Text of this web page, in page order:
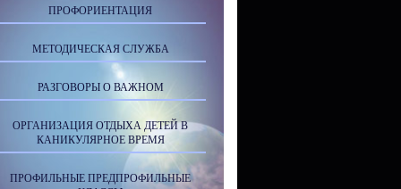
ПРОФОРИЕНТАЦИЯ
МЕТОДИЧЕСКАЯ СЛУЖБА
РАЗГОВОРЫ О ВАЖНОМ
ОРГАНИЗАЦИЯ ОТДЫХА ДЕТЕЙ В
КАНИКУЛЯРНОЕ ВРЕМЯ
ПРОФИЛЬНЫЕ ПРЕДПРОФИЛЬНЫЕ